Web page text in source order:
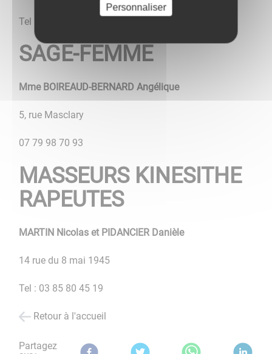
Tel : 03 85 79 33 80
SAGE-FEMME
Mme BOIREAUD-BERNARD Angélique
5, rue Masclary
07 79 98 70 93
MASSEURS KINESITHE
RAPEUTES
MARTIN Nicolas et PIDANCIER Danièle
14 rue du 8 mai 1945
Tel : 03 85 80 45 19
Retour à l'accueil
Partagez
Personnaliser